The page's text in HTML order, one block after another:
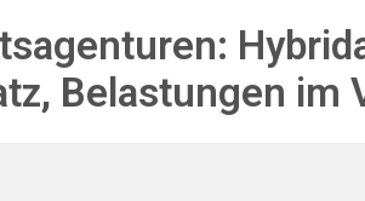
Belastungen im